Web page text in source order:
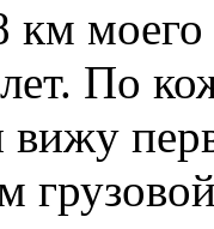
моего
По
вижу